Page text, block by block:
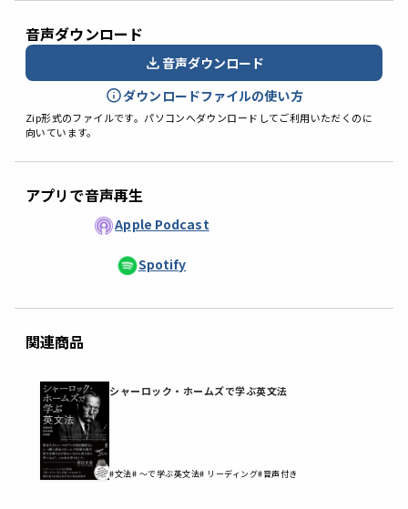
音声ダウンロード
音声ダウンロード
ダウンロードファイルの使い方
Zip形式のファイルです。パソコンへダウンロードしてご利用いただくのに
向いています。
アプリで音声再生
Apple Podcast
Spotify
関連商品
シャーロック・ホームズで学ぶ英文法
#文法# ～で学ぶ英文法# リーディング#音声付き